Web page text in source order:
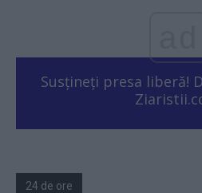
Susțineți presa liberă!
24 de ore